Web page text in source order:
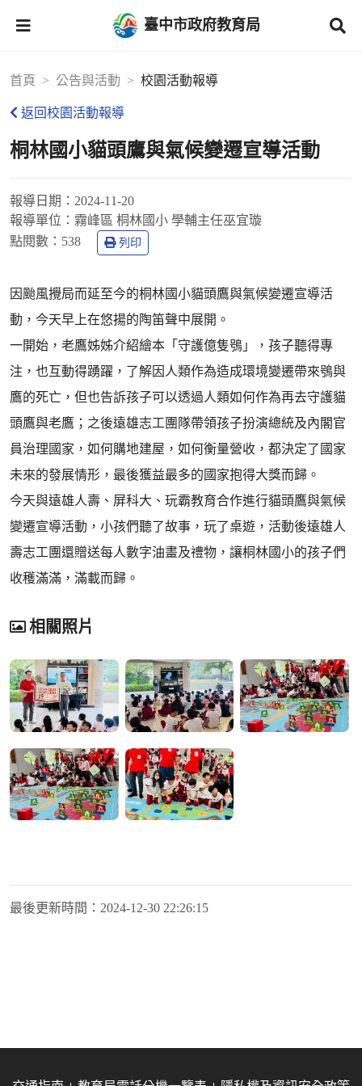
臺中市政府教育局
首頁 公告與活動 校園活動報導
返回校園活動報導
桐林國小貓頭鷹與氣候變遷宣導活動
報導日期： 2024-11-20
報導單位： 霧峰區 桐林國小 學輔主任巫宜璇
點閱數： 538 列印
因颱風攪局而延至今的桐林國小貓頭鷹與氣候變遷宣導活
動，今天早上在悠揚的陶笛聲中展開。
一開始，老鷹姊姊介紹繪本「守護億隻鴞」，孩子聽得專
注，也互動得踴躍，了解因人類作為造成環境變遷帶來鴞與
鷹的死亡，但也告訴孩子可以透過人類如何作為再去守護貓
頭鷹與老鷹；之後遠雄志工團隊帶領孩子扮演總統及內閣官
員治理國家，如何購地建屋，如何衡量營收，都決定了國家
未來的發展情形，最後獲益最多的國家抱得大獎而歸。
今天與遠雄人壽、屏科大、玩霸教育合作進行貓頭鷹與氣候
變遷宣導活動，小孩們聽了故事，玩了桌遊，活動後遠雄人
壽志工團還贈送每人數字油畫及禮物，讓桐林國小的孩子們
收穫滿滿，滿載而歸。
相關照片
最後更新時間： 2024-12-30 22:26:15